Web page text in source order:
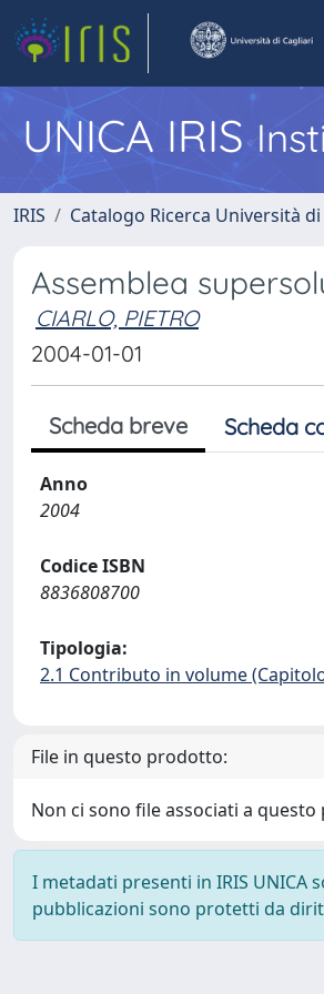
UNICA IRIS
IRIS Catalogo Ricerca Università
Assemblea
CIARLO, PIETRO
2004-01-01
Scheda breve Scheda
Anno
2004
Codice ISBN
8836808700
Tipologia:
2.1 Contributo in volume
File in questo prodotto:
Non ci sono file associati a
I metadati presenti in IRIS UNICA
pubblicazioni sono protetti da